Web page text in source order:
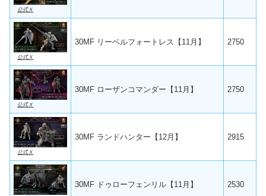
公式Ｘ
公式Ｘ
30MF リーベルフォートレス【11月】 2750
公式Ｘ
30MF ローザンコマンダー【11月】 2750
公式Ｘ
30MF ランドハンター【12月】 2915
30MF ドゥローフェンリル【11月】 2530